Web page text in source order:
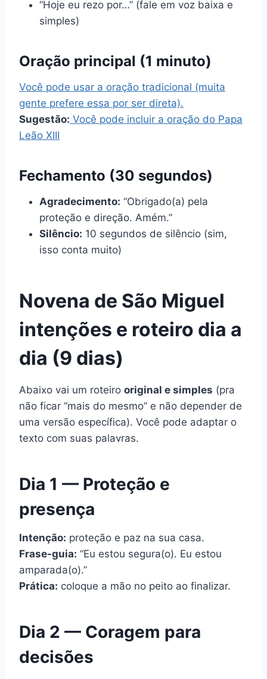
“Hoje eu rezo por…” (fale em voz baixa e
simples)
Oração principal (1 minuto)
Você pode usar a oração tradicional (muita
gente prefere essa por ser direta).
Sugestão: Você pode incluir a oração do Papa
Leão XIII
Fechamento (30 segundos)
Agradecimento: “Obrigado(a) pela
proteção e direção. Amém.”
Silêncio: 10 segundos de silêncio (sim,
isso conta muito)
Novena de São Miguel
intenções e roteiro dia a
dia (9 dias)
Abaixo vai um roteiro original e simples (pra
não ficar “mais do mesmo” e não depender de
uma versão específica). Você pode adaptar o
texto com suas palavras.
Dia 1 — Proteção e
presença
Intenção: proteção e paz na sua casa.
Frase-guia: “Eu estou segura(o). Eu estou
amparada(o).”
Prática: coloque a mão no peito ao finalizar.
Dia 2 — Coragem para
decisões